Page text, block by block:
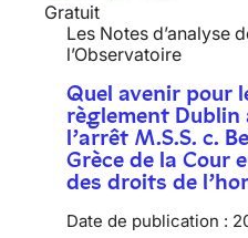
Gratuit
Les Notes d’analyse
l’Observatoire
Quel avenir pour
règlement Dublin
l’arrêt M.S.S. c.
Grèce de la Cour
des droits de
Date de publication :